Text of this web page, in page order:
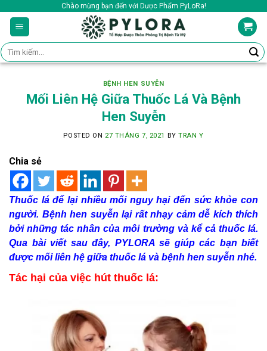
content
Chào mừng bạn đến với Dược Phẩm PyLoRa!
Tìm
kiếm:
BỆNH HEN SUYỄN
Mối Liên Hệ Giữa Thuốc Lá Và Bệnh
Hen Suyễn
POSTED ON 27 THÁNG 7, 2021 BYTRAN Y
Chia sẻ
Thuốc lá để lại nhiều mối nguy hại đến sức khỏe con
người. Bệnh hen suyễn lại rất nhạy cảm dễ kích thích
bởi những tác nhân của môi trường và kể cả thuốc lá.
Qua bài viết sau đây, PYLORA sẽ giúp các bạn biết
được mối liên hệ giữa thuốc lá và bệnh hen suyễn nhé.
Tác hại của việc hút thuốc lá: